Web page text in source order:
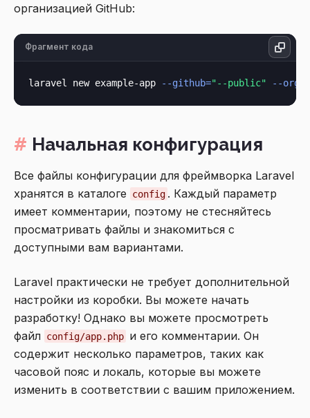
организацией GitHub:
Фрагмент кода
laravel new example-app --github="--public" --
Начальная конфигурация
Все файлы конфигурации для фреймворка Laravel
хранятся в каталоге
config . Каждый параметр
имеет комментарии, поэтому не стесняйтесь
просматривать файлы и знакомиться с
доступными вам вариантами.
Laravel практически не требует дополнительной
настройки из коробки. Вы можете начать
разработку! Однако вы можете просмотреть
файл config/app.php и его комментарии. Он
содержит несколько параметров, таких как
часовой пояс и локаль, которые вы можете
изменить в соответствии с вашим приложением.